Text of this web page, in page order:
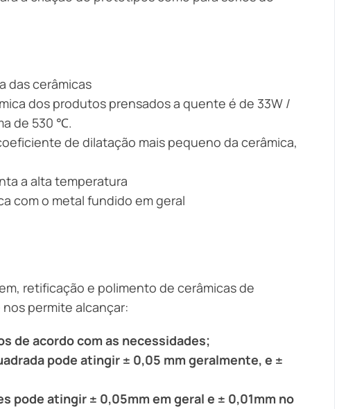
das cerâmicas
dos produtos prensados a quente é de 33W /
de 530 ℃.
de dilatação mais pequeno da cerâmica,
a alta temperatura
com o metal fundido em geral
retificação e polimento de cerâmicas de
permite alcançar:
de acordo com as necessidades;
pode atingir ± 0,05 mm geralmente, e ±
pode atingir ± 0,05mm em geral e ± 0,01mm no